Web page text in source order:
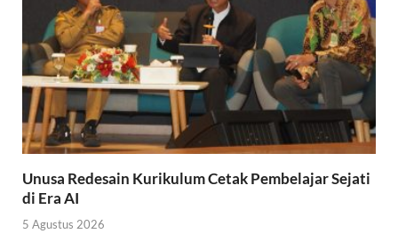
Unusa Redesain Kurikulum Cetak Pembelajar Sejati
di Era AI
5 Agustus 2026